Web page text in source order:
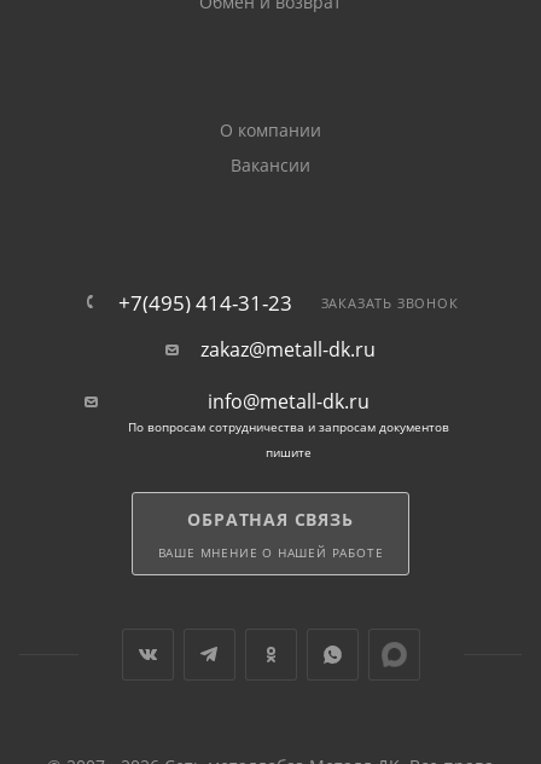
О компании
Вакансии
+7(495) 414-31-23 ЗАКАЗАТЬ ЗВОНОК
zakaz@metall-dk.ru
info@metall-dk.ru
По вопросам сотрудничества и запросам документов
пишите
ОБРАТНАЯ СВЯЗЬ
ВАШЕ МНЕНИЕ О НАШЕЙ РАБОТЕ